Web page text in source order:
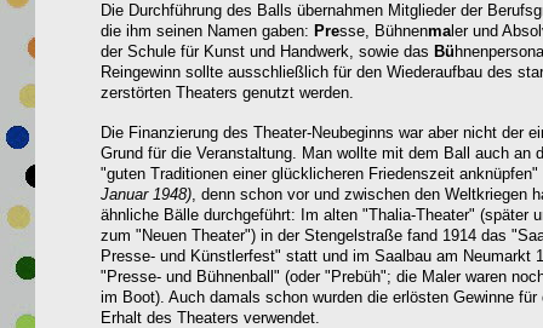
Die Durchführung des Balls übernahmen Mitglieder der
die ihm seinen Namen gaben: Presse, Bühnenmaler und
der Schule für Kunst und Handwerk, sowie das Bü
Reingewinn sollte ausschließlich für den Wiederaufbau des
zerstörten Theaters genutzt werden.
Die Finanzierung des Theater-Neubeginns war aber nicht der
Grund für die Veranstaltung. Man wollte mit dem Ball auch an
"guten Traditionen einer glücklicheren Friedenszeit anknüpfen"
Januar 1948), denn schon vor und zwischen den Weltkriegen
ähnliche Bälle durchgeführt: Im alten "Thalia-Theater" (später
zum "Neuen Theater") in der Stengelstraße fand 1914 das
Presse- und Künstlerfest" statt und im Saalbau am Neumarkt
"Presse- und Bühnenball" (oder "Prebüh"; die Maler waren
im Boot). Auch damals schon wurden die erlösten Gewinne für
Erhalt des Theaters verwendet.